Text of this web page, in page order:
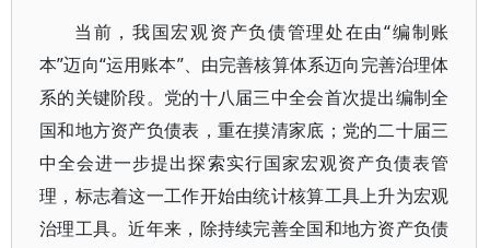
当前，我国宏观资产负债管理处在由“编制账
本”迈向“运用账本”、由完善核算体系迈向完善治理体
系的关键阶段。党的十八届三中全会首次提出编制全
国和地方资产负债表，重在摸清家底；党的二十届三
中全会进一步提出探索实行国家宏观资产负债表管
理，标志着这一工作开始由统计核算工具上升为宏观
治理工具。近年来，除持续完善全国和地方资产负债